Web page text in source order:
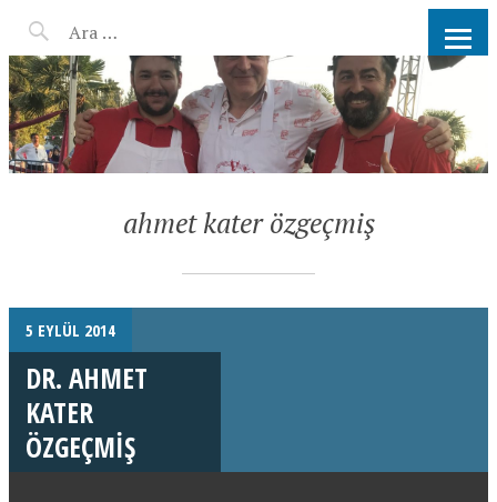
AHMET KATER KÖMÜR
ATEŞINDE BARBEKÜ, IZGARA,
MANGAL PARTISI
HIZMETLERI
ahmet kater özgeçmiş
5 EYLÜL 2014
DR. AHMET
KATER
ÖZGEÇMIŞ